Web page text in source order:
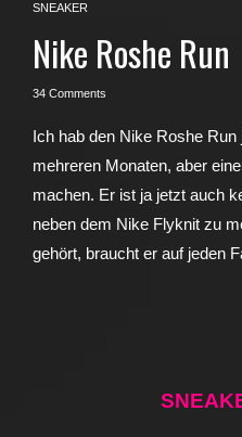
SNEAKER
Nike Roshe Run
34 Comments
Ich hab den Nike Roshe
mehreren Monaten, aber
machen. Er ist ja jetzt auch
neben dem Nike Flyknit zu
gehört, braucht er auf jeden